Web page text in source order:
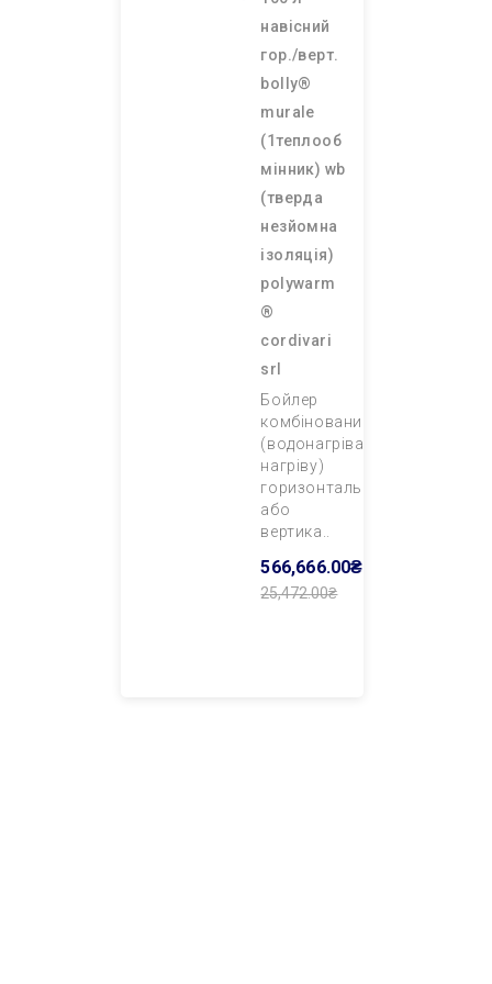
навісний
гор./верт.
bolly®
murale
(1теплооб
мінник) wb
(тверда
незйомна
ізоляція)
polywarm
®
cordivari
srl
Бойлер
комбінований
(водонагрівач непрямого
нагріву)
горизонтального
або
вертика..
566,666.00₴
25,472.00₴